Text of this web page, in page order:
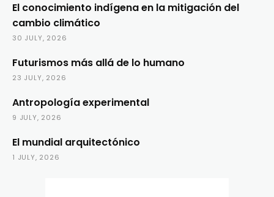
El conocimiento indígena en la mitigación del
cambio climático
30 JULY, 2026
Futurismos más allá de lo humano
23 JULY, 2026
Antropología experimental
9 JULY, 2026
El mundial arquitectónico
1 JULY, 2026